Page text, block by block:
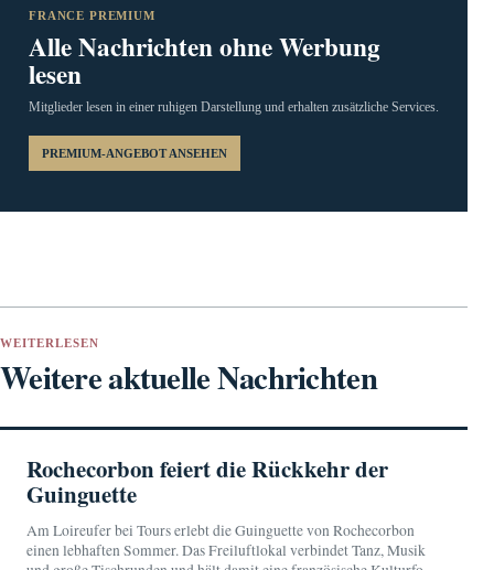
FRANCE PREMIUM
Alle Nachrichten ohne Werbung
lesen
Mitglieder lesen in einer ruhigen Darstellung und erhalten zusätzliche Services.
PREMIUM-ANGEBOT ANSEHEN
WEITERLESEN
Weitere aktuelle Nachrichten
Rochecorbon feiert die Rückkehr der
Guinguette
Am Loireufer bei Tours erlebt die Guinguette von Rochecorbon
einen lebhaften Sommer. Das Freiluftlokal verbindet Tanz, Musik